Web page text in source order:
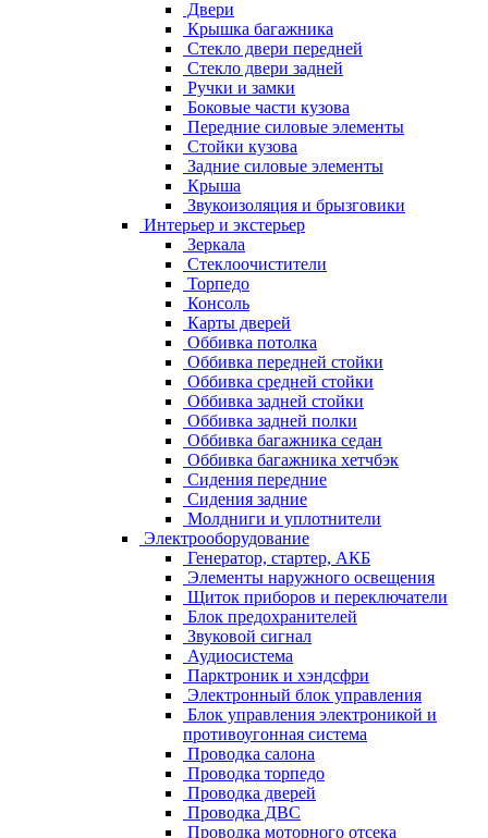
Двери
Крышка багажника
Стекло двери передней
Стекло двери задней
Ручки и замки
Боковые части кузова
Передние силовые элементы
Стойки кузова
Задние силовые элементы
Крыша
Звукоизоляция и брызговики
Интерьер и экстерьер
Зеркала
Стеклоочистители
Торпедо
Консоль
Карты дверей
Оббивка потолка
Оббивка передней стойки
Оббивка средней стойки
Оббивка задней стойки
Оббивка задней полки
Оббивка багажника седан
Оббивка багажника хетчбэк
Сидения передние
Сидения задние
Молдниги и уплотнители
Электрооборудование
Генератор, стартер, АКБ
Элементы наружного освещения
Щиток приборов и переключатели
Блок предохранителей
Звуковой сигнал
Аудиосистема
Парктроник и хэндсфри
Электронный блок управления
Блок управления электроникой и
противоугонная система
Проводка салона
Проводка торпедо
Проводка дверей
Проводка ДВС
Проводка моторного отсека